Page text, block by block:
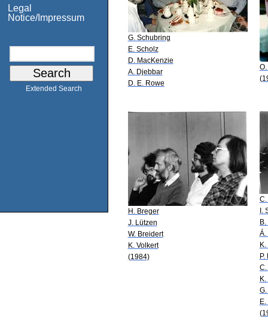
Legal
Notice/Impressum
Extended Search
G. Schubring
E. Scholz
D. MacKenzie
A. Djebbar
D. E. Rowe
H. Breger
J. Lützen
W. Breidert
K. Volkert
(1984)
I.
Á.
K.
P.
K.